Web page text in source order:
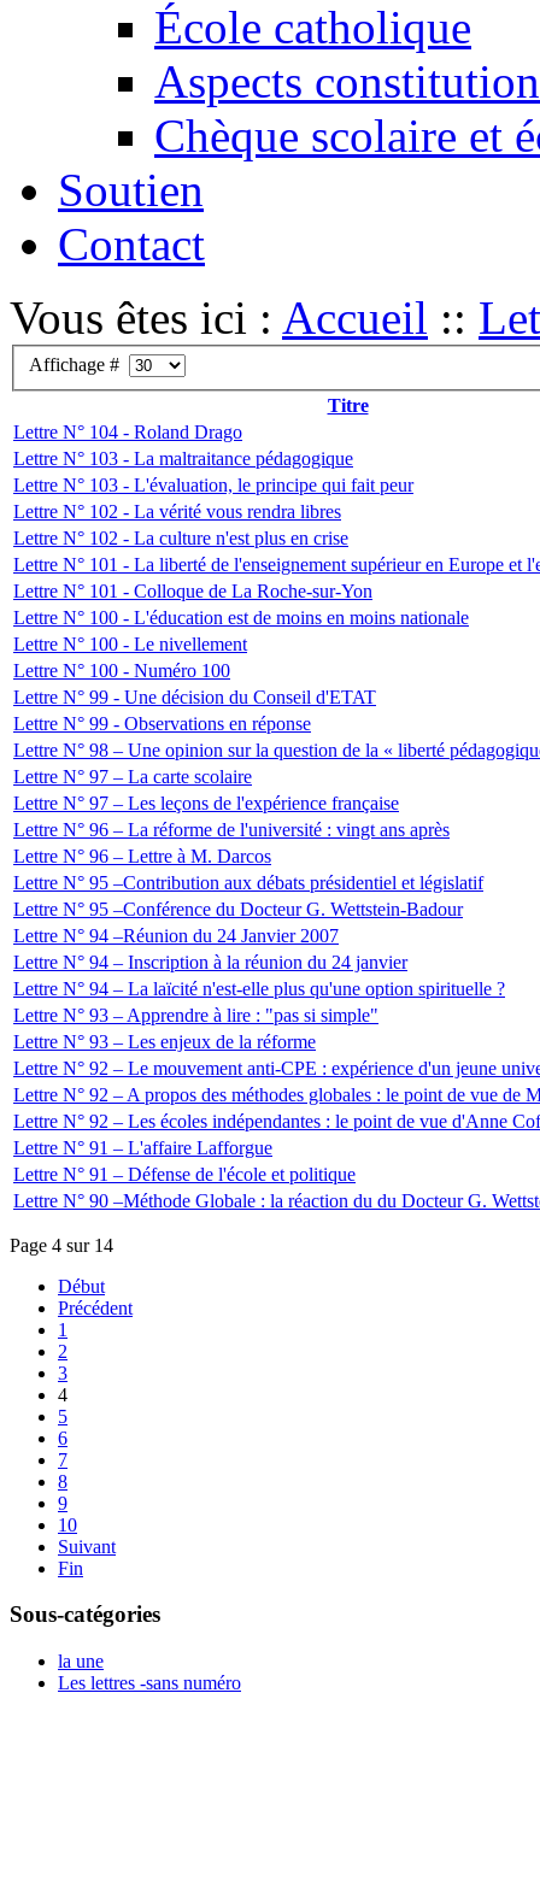
École catholique
Aspects
Chèque scolaire et
Soutien
Contact
Vous êtes ici : Accueil ::
Affichage #
Titre
Lettre N° 104 - Roland Drago
Lettre N° 103 - La maltraitance pédagogique
Lettre N° 103 - L'évaluation, le principe qui fait peur
Lettre N° 102 - La vérité vous rendra libres
Lettre N° 102 - La culture n'est plus en crise
Lettre N° 101 - La liberté de l'enseignement supérieur en Europe et
Lettre N° 101 - Colloque de La Roche-sur-Yon
Lettre N° 100 - L'éducation est de moins en moins nationale
Lettre N° 100 - Le nivellement
Lettre N° 100 - Numéro 100
Lettre N° 99 - Une décision du Conseil d'ETAT
Lettre N° 99 - Observations en réponse
Lettre N° 98 – Une opinion sur la question de la « liberté
Lettre N° 97 – La carte scolaire
Lettre N° 97 – Les leçons de l'expérience française
Lettre N° 96 – La réforme de l'université : vingt ans après
Lettre N° 96 – Lettre à M. Darcos
Lettre N° 95 –Contribution aux débats présidentiel et législatif
Lettre N° 95 –Conférence du Docteur G. Wettstein-Badour
Lettre N° 94 –Réunion du 24 Janvier 2007
Lettre N° 94 – Inscription à la réunion du 24 janvier
Lettre N° 94 – La laïcité n'est-elle plus qu'une option spirituelle ?
Lettre N° 93 – Apprendre à lire : "pas si simple"
Lettre N° 93 – Les enjeux de la réforme
Lettre N° 92 – Le mouvement anti-CPE : expérience d'un jeune
Lettre N° 92 – A propos des méthodes globales : le point de vue de
Lettre N° 92 – Les écoles indépendantes : le point de vue d'Anne
Lettre N° 91 – L'affaire Lafforgue
Lettre N° 91 – Défense de l'école et politique
Lettre N° 90 –Méthode Globale : la réaction du du Docteur G.
Page 4 sur 14
Début
Précédent
1
2
3
4
5
6
7
8
9
10
Suivant
Fin
Sous-catégories
la une
Les lettres -sans numéro